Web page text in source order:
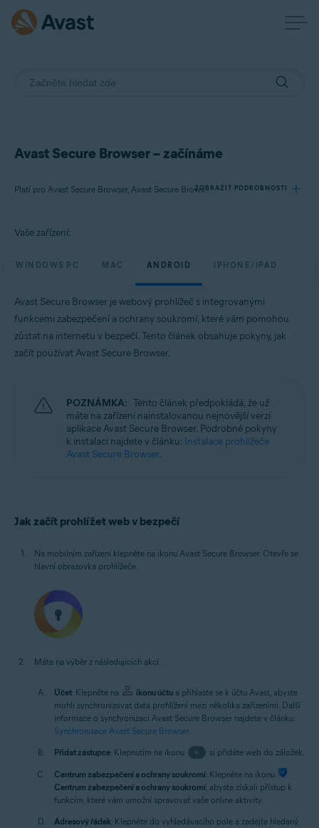
Avast Secure Browser – začínáme
Platí pro Avast Secure Browser, Avast Secure Browser PRO
ZOBRAZIT PODROBNOSTI
Avast Secure Browser
Operační systémy:
Windows, macOS, Android a iOS
Vaše zařízení:
WINDOWS PC MAC ANDROID IPHONE/IPAD
Avast Secure Browser je webový prohlížeč s integrovanými
funkcemi zabezpečení a ochrany soukromí, které vám pomohou
zůstat na internetu v bezpečí. Tento článek obsahuje pokyny, jak
začít používat Avast Secure Browser.
POZNÁMKA: Tento článek předpokládá, že už
máte na zařízení nainstalovanou nejnovější verzi
aplikace Avast Secure Browser. Podrobné pokyny
k instalaci najdete v článku: Instalace prohlížeče
Avast Secure Browser.
Jak začít prohlížet web v bezpečí
Na mobilním zařízení klepněte na ikonu Avast Secure Browser. Otevře se
hlavní obrazovka prohlížeče.
Máte na výběr z následujících akcí:
Účet: Klepněte na ikonu účtu a přihlaste se k účtu Avast, abyste
mohli synchronizovat data prohlížení mezi několika zařízeními. Další
informace o synchronizaci Avast Secure Browser najdete v článku:
Synchronizace Avast Secure Browser.
Přidat zástupce: Klepnutím na ikonu + si přidáte web do záložek.
Centrum zabezpečení a ochrany soukromí: Klepněte na ikonu
Centrum zabezpečení a ochrany soukromí, abyste získali přístup k
funkcím, které vám umožní spravovat vaše online aktivity.
Adresový řádek: Klepněte do vyhledávacího pole a zadejte hledaný